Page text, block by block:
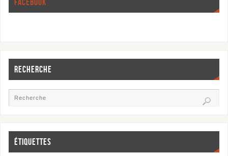
FACEBOOK
RECHERCHE
ÉTIQUETTES